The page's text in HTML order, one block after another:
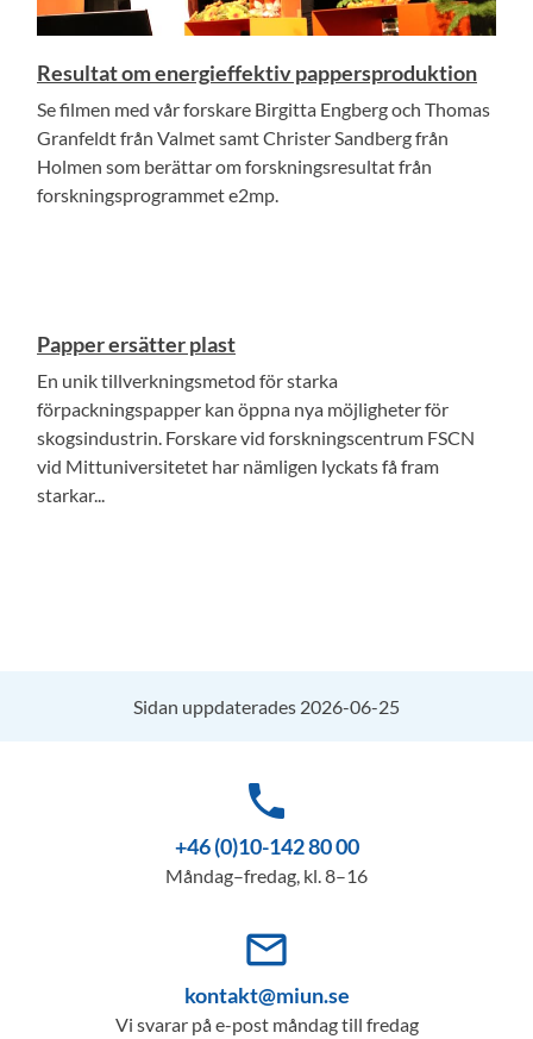
Resultat om energieffektiv pappersproduktion
Se filmen med vår forskare Birgitta Engberg och Thomas
Granfeldt från Valmet samt Christer Sandberg från
Holmen som berättar om forskningsresultat från
forskningsprogrammet e2mp.
Papper ersätter plast
En unik tillverkningsmetod för starka
förpackningspapper kan öppna nya möjligheter för
skogsindustrin. Forskare vid forskningscentrum FSCN
vid Mittuniversitetet har nämligen lyckats få fram
starkar...
Sidan uppdaterades 2026-06-25
phone
+46 (0)10-142 80 00
Måndag–fredag, kl. 8–16
mail_outline
kontakt@miun.se
Vi svarar på e-post måndag till fredag